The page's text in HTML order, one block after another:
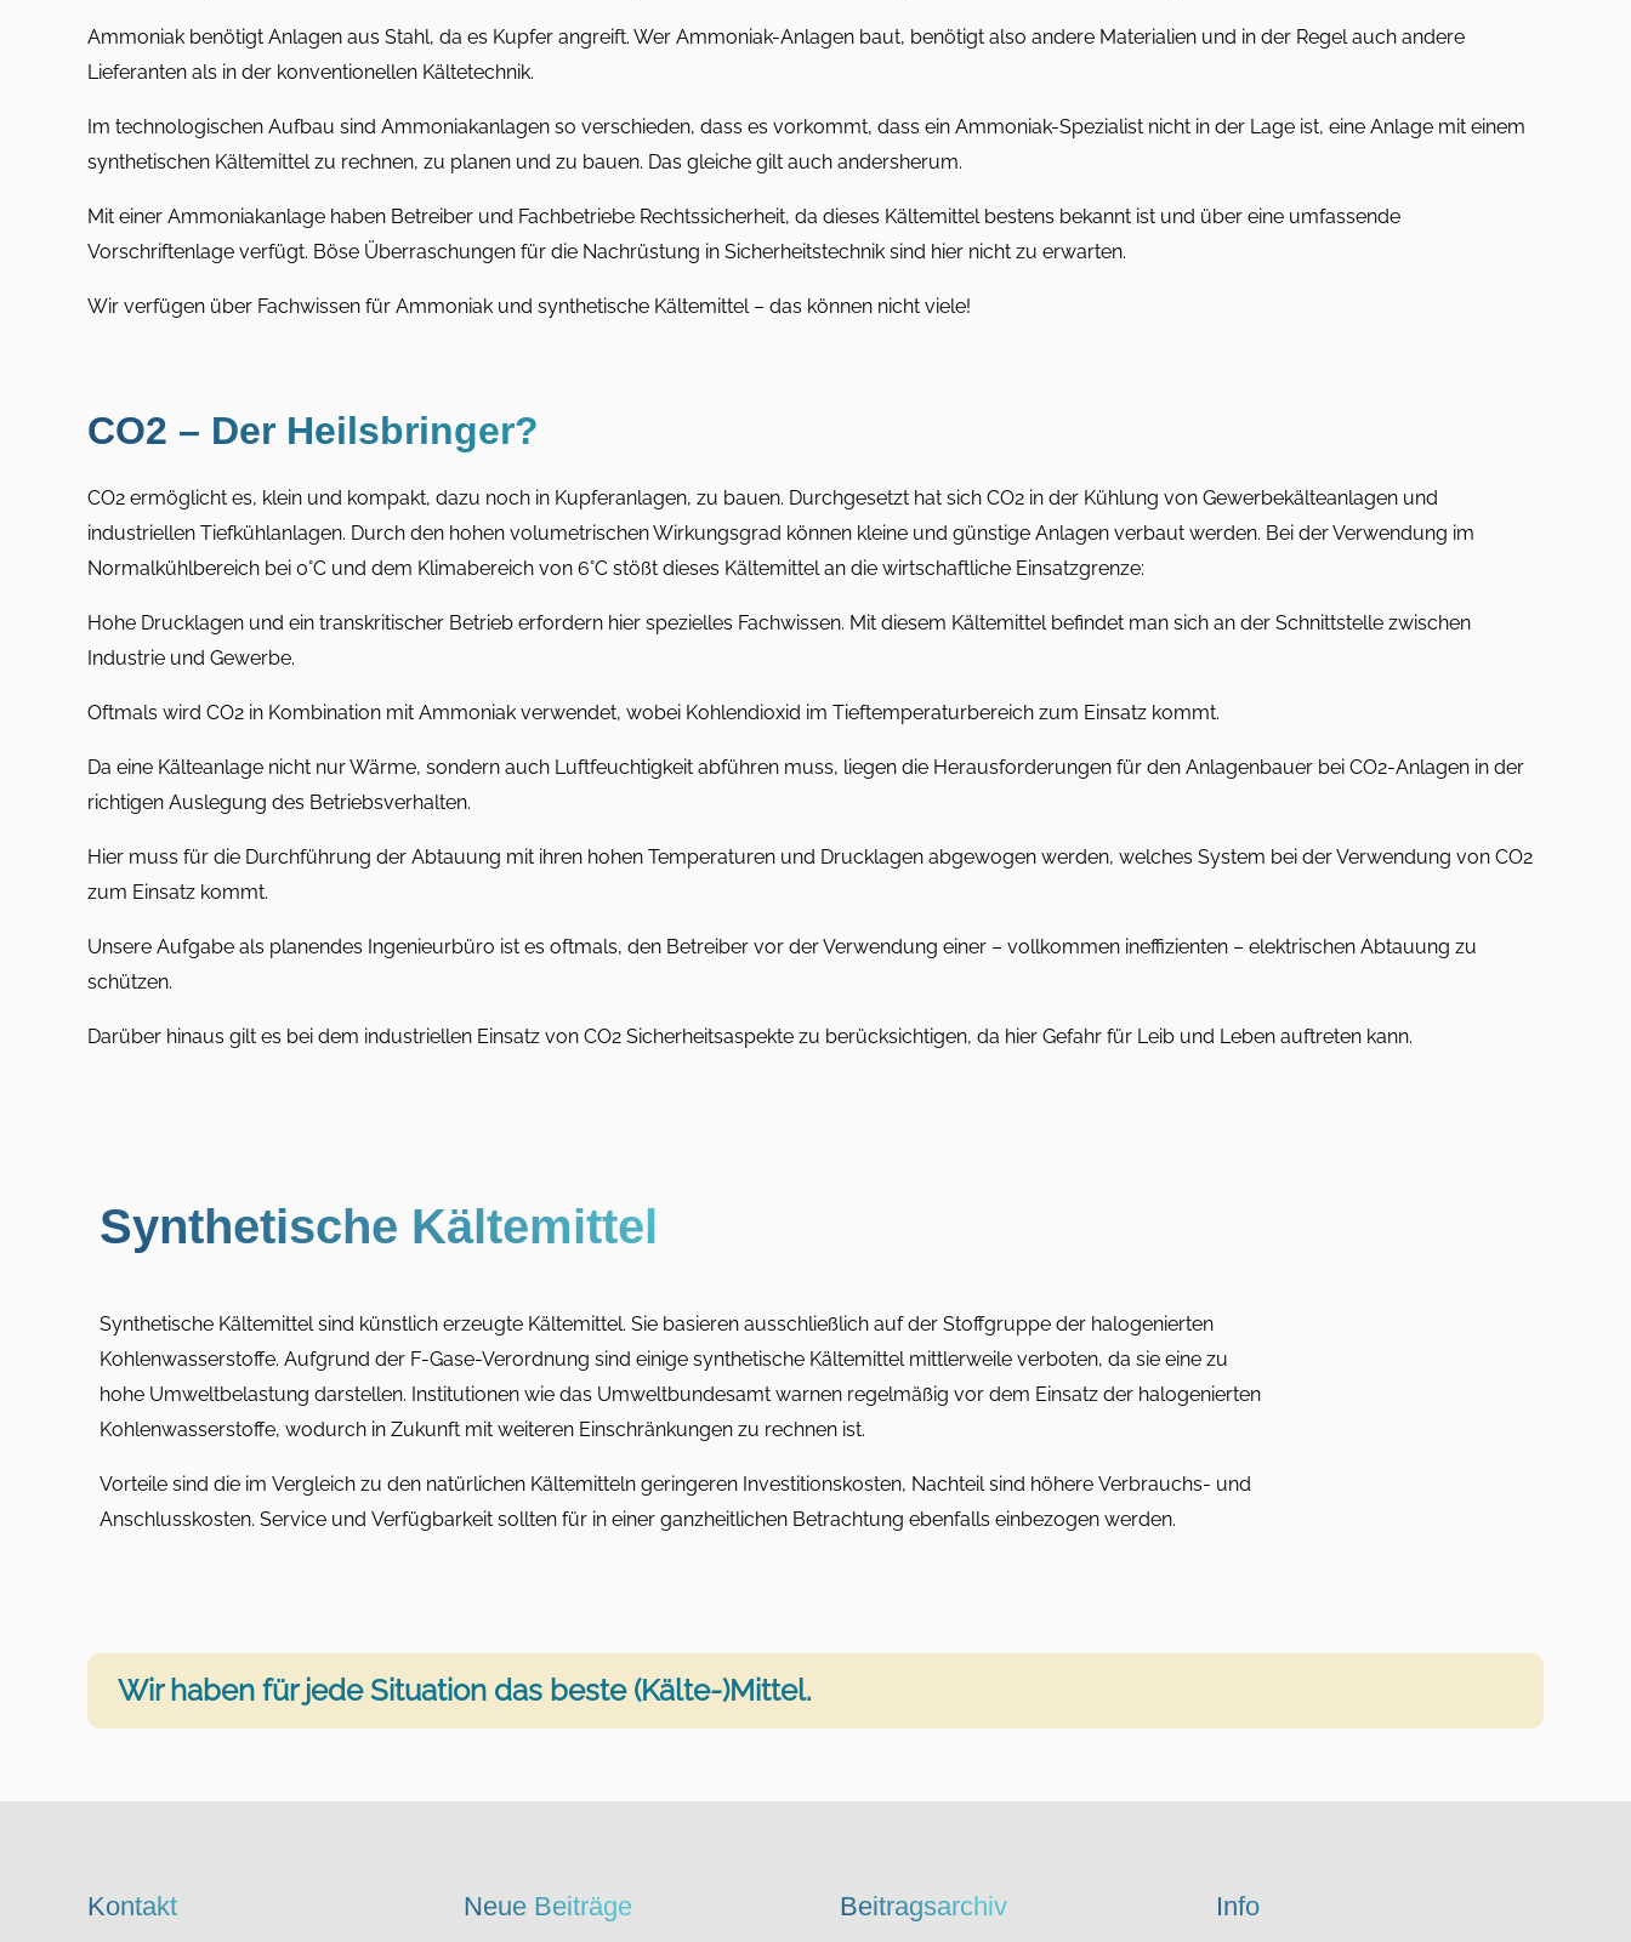
Ammoniak benötigt Anlagen aus Stahl, da es Kupfer angreift. Wer Ammoniak-Anlagen baut, benötigt also andere Materialien und in der Regel auch andere
Lieferanten als in der konventionellen Kältetechnik.
Im technologischen Aufbau sind Ammoniakanlagen so verschieden, dass es vorkommt, dass ein Ammoniak-Spezialist nicht in der Lage ist, eine Anlage mit einem
synthetischen Kältemittel zu rechnen, zu planen und zu bauen. Das gleiche gilt auch andersherum.
Mit einer Ammoniakanlage haben Betreiber und Fachbetriebe Rechtssicherheit, da dieses Kältemittel bestens bekannt ist und über eine umfassende
Vorschriftenlage verfügt. Böse Überraschungen für die Nachrüstung in Sicherheitstechnik sind hier nicht zu erwarten.
Wir verfügen über Fachwissen für Ammoniak und synthetische Kältemittel – das können nicht viele!
CO2 – Der Heilsbringer?
CO2 ermöglicht es, klein und kompakt, dazu noch in Kupferanlagen, zu bauen. Durchgesetzt hat sich CO2 in der Kühlung von Gewerbekälteanlagen und
industriellen Tiefkühlanlagen. Durch den hohen volumetrischen Wirkungsgrad können kleine und günstige Anlagen verbaut werden. Bei der Verwendung im
Normalkühlbereich bei 0°C und dem Klimabereich von 6°C stößt dieses Kältemittel an die wirtschaftliche Einsatzgrenze:
Hohe Drucklagen und ein transkritischer Betrieb erfordern hier spezielles Fachwissen. Mit diesem Kältemittel befindet man sich an der Schnittstelle zwischen
Industrie und Gewerbe.
Oftmals wird CO2 in Kombination mit Ammoniak verwendet, wobei Kohlendioxid im Tieftemperaturbereich zum Einsatz kommt.
Da eine Kälteanlage nicht nur Wärme, sondern auch Luftfeuchtigkeit abführen muss, liegen die Herausforderungen für den Anlagenbauer bei CO2-Anlagen in der
richtigen Auslegung des Betriebsverhalten.
Hier muss für die Durchführung der Abtauung mit ihren hohen Temperaturen und Drucklagen abgewogen werden, welches System bei der Verwendung von CO2
zum Einsatz kommt.
Unsere Aufgabe als planendes Ingenieurbüro ist es oftmals, den Betreiber vor der Verwendung einer – vollkommen ineffizienten – elektrischen Abtauung zu
schützen.
Darüber hinaus gilt es bei dem industriellen Einsatz von CO2 Sicherheitsaspekte zu berücksichtigen, da hier Gefahr für Leib und Leben auftreten kann.
Synthetische Kältemittel
Synthetische Kältemittel sind künstlich erzeugte Kältemittel. Sie basieren ausschließlich auf der Stoffgruppe der halogenierten
Kohlenwasserstoffe. Aufgrund der F-Gase-Verordnung sind einige synthetische Kältemittel mittlerweile verboten, da sie eine zu
hohe Umweltbelastung darstellen. Institutionen wie das Umweltbundesamt warnen regelmäßig vor dem Einsatz der halogenierten
Kohlenwasserstoffe, wodurch in Zukunft mit weiteren Einschränkungen zu rechnen ist.
Vorteile sind die im Vergleich zu den natürlichen Kältemitteln geringeren Investitionskosten, Nachteil sind höhere Verbrauchs- und
Anschlusskosten. Service und Verfügbarkeit sollten für in einer ganzheitlichen Betrachtung ebenfalls einbezogen werden.
Wir haben für jede Situation das beste (Kälte-)Mittel.
Kontakt Neue Beiträge Beitragsarchiv Info